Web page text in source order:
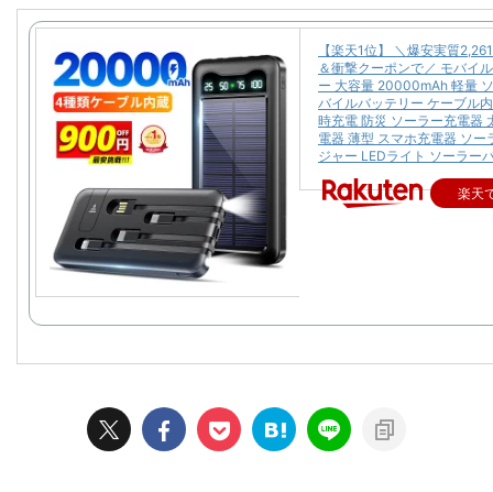
【楽天1位】 ＼爆安実質
＆衝撃クーポンで／ モバイ
ー 大容量 20000mAh 軽量
バイルバッテリー ケーブル
時充電 防災 ソーラー充電器
電器 薄型 スマホ充電器 ソー
ジャー LEDライト ソーラー
楽天